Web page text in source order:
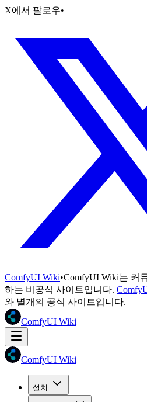
X에서 팔로우•
ComfyUI Wiki•ComfyUI Wiki는 커
하는 비공식 사이트입니다.
와 별개의 공식 사이트입니다.
ComfyUI Wiki
ComfyUI Wiki
설치